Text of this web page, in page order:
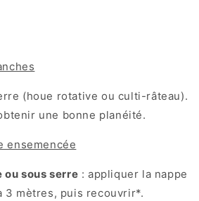
(houe rotative ou culti-râteau).
une bonne planéité.
ensemencée
ou sous serre : appliquer la nappe
3 mètres, puis recouvrir*.